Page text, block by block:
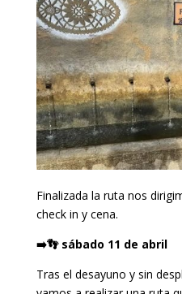
Finalizada la ruta nos
check in y cena.
➡️👣 sábado 11 de abril
Tras el desayuno y sin